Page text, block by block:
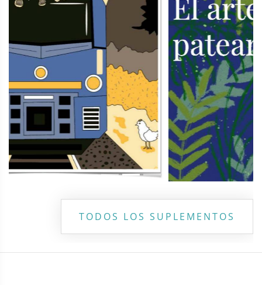
TODOS LOS SUPLEMENTOS